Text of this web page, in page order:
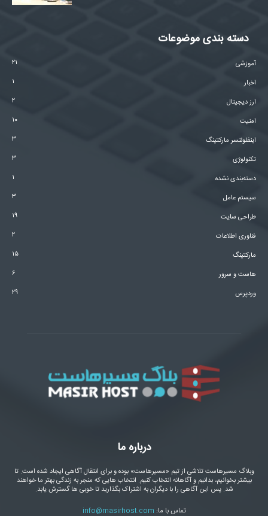
دسته بندی موضوعات
آموزشی
۲۱
اخبار
۱
ارز دیجیتال
۲
امنیت
۱۰
اینفلوئنسر مارکتینگ
۳
تکنولوژی
۳
دسته‌بندی نشده
۱
سیستم عامل
۳
طراحی سایت
۱۹
فناوری اطلاعات
۲
مارکتینگ
۱۵
هاست و سرور
۶
وردپرس
۲۹
درباره ما
وبلاگ مسیرهاست تلاشی از تیم «مسیرهاست» بوده و برای انتقال آگاهی ایجاد شده است. تا
بیشتر بخوانیم، بدانیم و آگاهانه انتخاب کنیم. انتخاب هایی که منجر به زندگی بهتر ما خواهند
شد. پس این آگاهی را با دیگران به اشتراک بگذارید تا خوبی ها گسترش یابد.
تماس با ما: info@masirhost.com